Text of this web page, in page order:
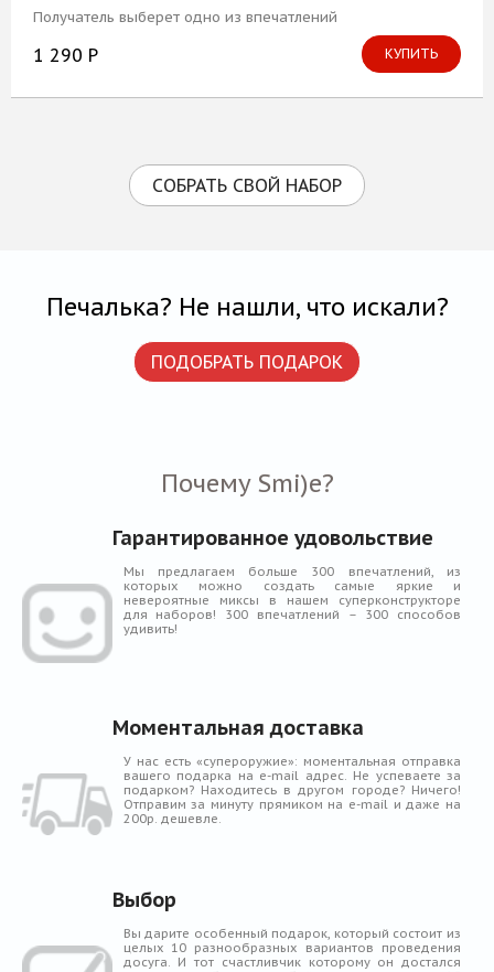
Получатель выберет одно из впечатлений
1 290 Р КУПИТЬ
СОБРАТЬ СВОЙ НАБОР
Печалька? Не нашли, что искали?
ПОДОБРАТЬ ПОДАРОК
Почему Smi)e?
Гарантированное удовольствие
Мы предлагаем больше 300 впечатлений, из
которых можно создать самые яркие и
невероятные миксы в нашем суперконструкторе
для наборов! 300 впечатлений – 300 способов
удивить!
Моментальная доставка
У нас есть «супероружие»: моментальная отправка
вашего подарка на e-mail адрес. Не успеваете за
подарком? Находитесь в другом городе? Ничего!
Отправим за минуту прямиком на e-mail и даже на
200р. дешевле.
Выбор
Вы дарите особенный подарок, который состоит из
целых 10 разнообразных вариантов проведения
досуга. И тот счастливчик которому он достался